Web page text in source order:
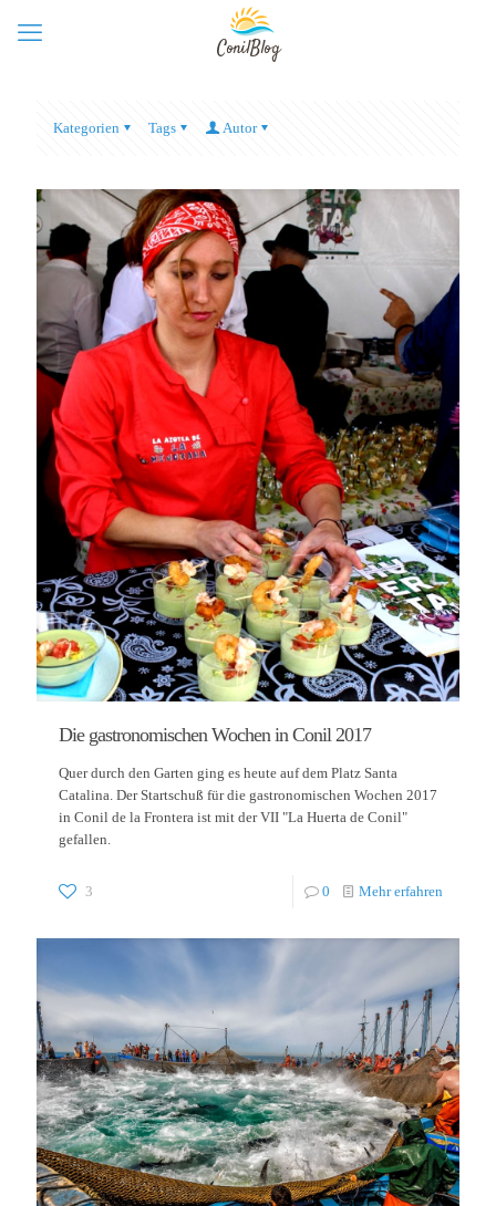
Kategorien Tags Autor
Die gastronomischen Wochen in Conil 2017
Quer durch den Garten ging es heute auf dem Platz Santa
Catalina. Der Startschuß für die gastronomischen Wochen 2017
in Conil de la Frontera ist mit der VII "La Huerta de Conil"
gefallen.
3 0 Mehr erfahren